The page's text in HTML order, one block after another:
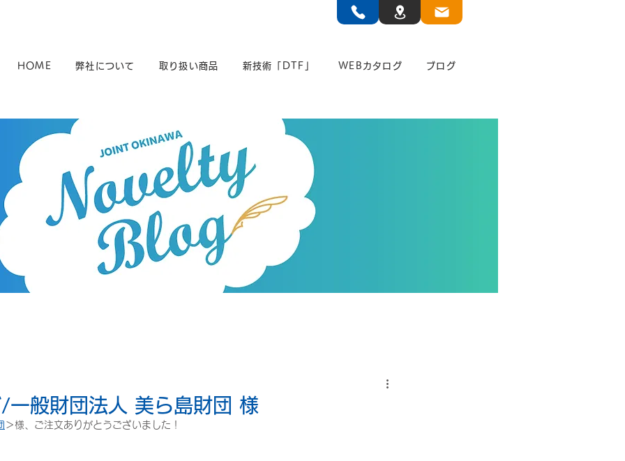
HOME 弊社について 取り扱い商品 新技術「DTF」 WEBカタログ ブログ
一般財団法人 美ら島財団 様
＞様、ご注文ありがとうございました！